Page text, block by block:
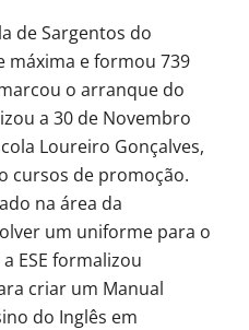
de Sargentos do
máxima e formou 739
o arranque do
a 30 de Novembro
Loureiro Gonçalves,
cursos de promoção.
na área da
um uniforme para o
ESE formalizou
criar um Manual
do Inglês em